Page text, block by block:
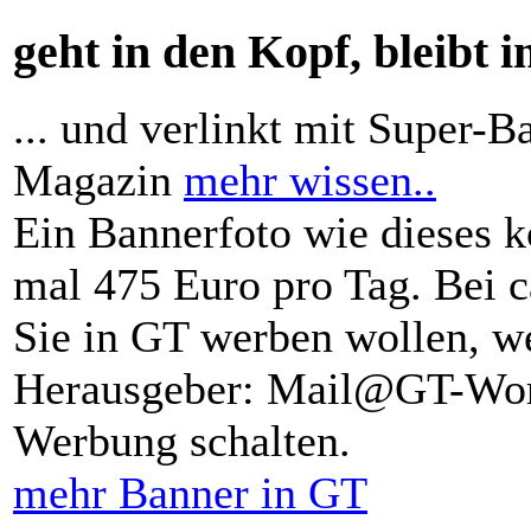
geht in den Kopf, bleibt
... und verlinkt mit Super-
Magazin mehr wissen..
Ein Bannerfoto wie dieses
mal 475 Euro pro Tag. Bei
Sie in GT werben wollen,
Herausgeber: Mail@GT-
Werbung schalten.
mehr Banner in GT